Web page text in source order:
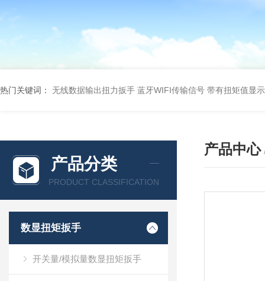
热门关键词： 无线数据输出扭力扳手 蓝牙WIFI传输信号 带有扭矩值显
产品分类
PRODUCT CLASSIFICATION
数显扭矩扳手
开关量/模拟量数显扭矩扳手
产品中心